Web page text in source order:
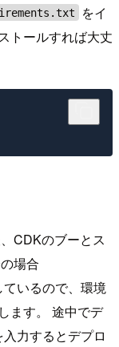
をイ
トールすれば大丈
CDKのブーとス
場合
いるので、環境
ます。 途中でデ
入力するとデプロ